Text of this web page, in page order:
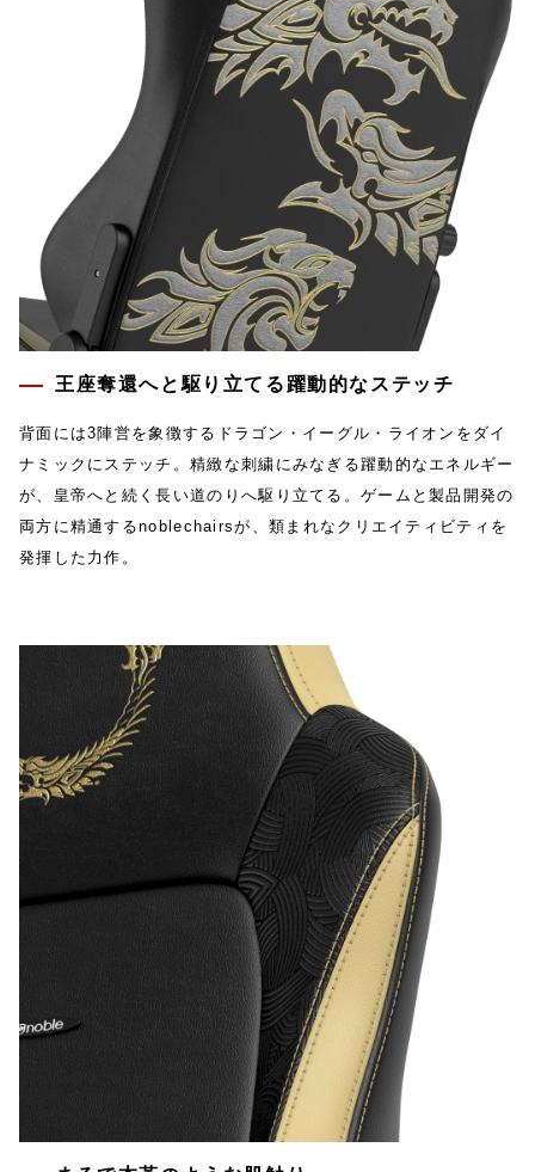
王座奪還へと駆り立てる躍動的なステッチ
背面には3陣営を象徴するドラゴン・イーグル・ライオンをダイ
ナミックにステッチ。精緻な刺繍にみなぎる躍動的なエネルギー
が、皇帝へと続く長い道のりへ駆り立てる。ゲームと製品開発の
両方に精通するnoblechairsが、類まれなクリエイティビティを
発揮した力作。